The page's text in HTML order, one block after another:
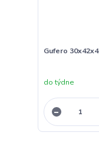
Gufero
do týdne